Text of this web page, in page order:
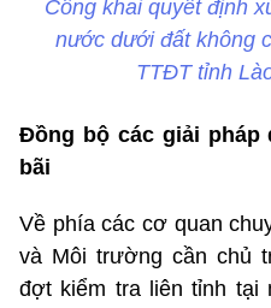
Công khai quyết định
nước dưới đất không
TTĐT tỉnh
Đồng bộ các giải pháp
bãi
Về phía các cơ quan
và Môi trường cần chủ
đợt kiểm tra liên tỉnh tại